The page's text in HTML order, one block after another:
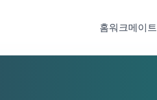
홈워크메이트